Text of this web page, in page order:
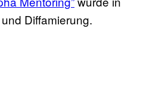
Diffamierung.